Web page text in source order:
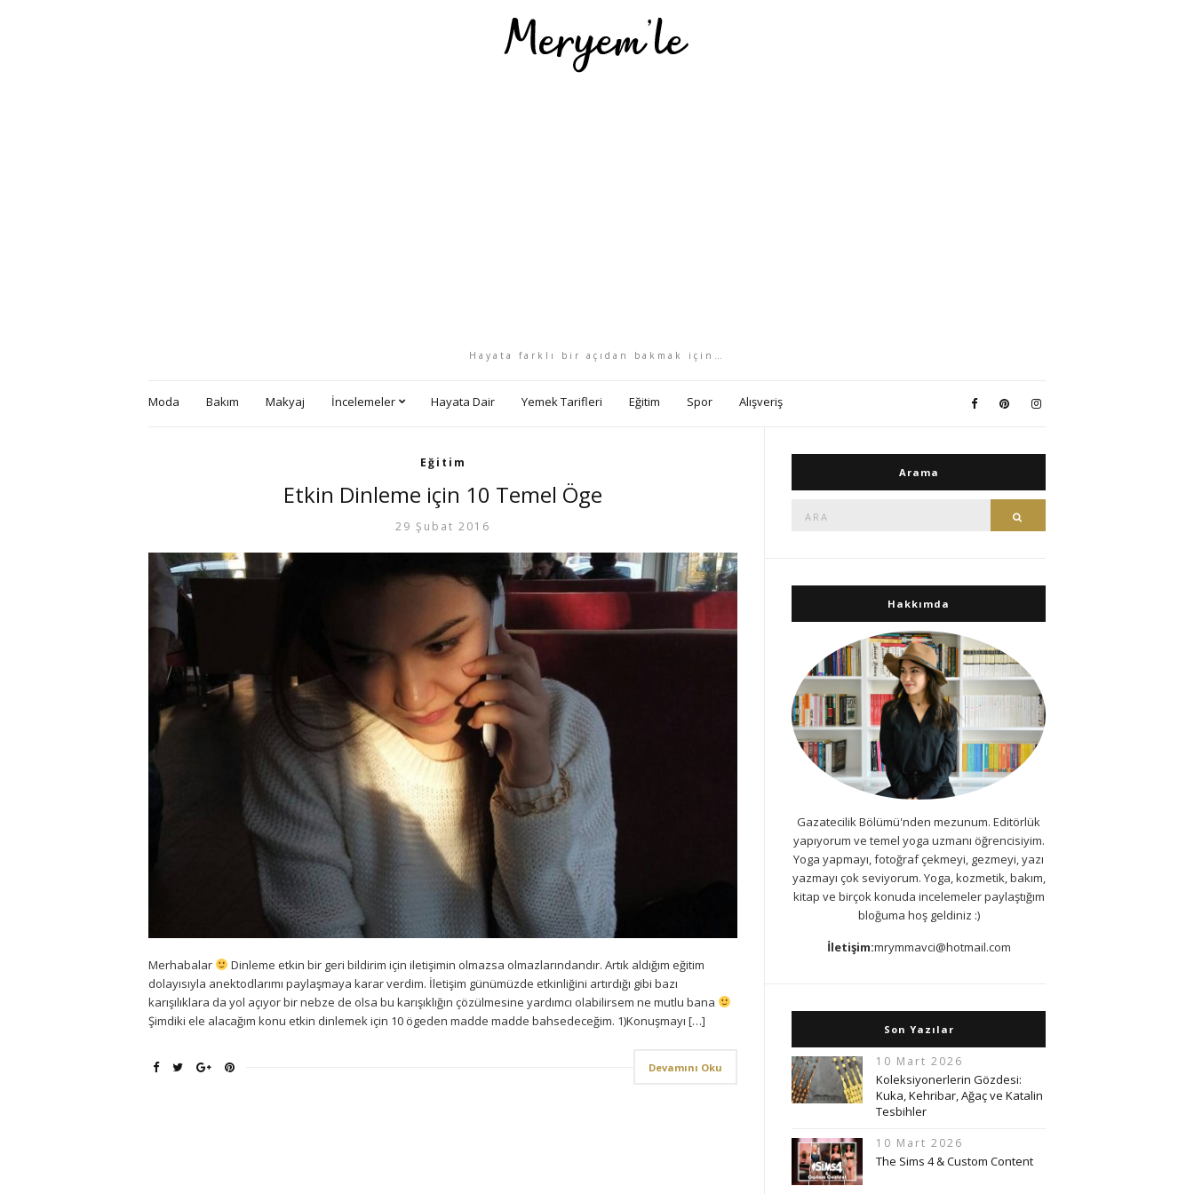
Hayata farklı bir açıdan bakmak için…
Moda Bakım Makyaj İncelemeler Hayata Dair Yemek Tarifleri Eğitim Spor Alışveriş
Eğitim
Etkin Dinleme için 10 Temel Öge
29 Şubat 2016
Merhabalar
Dinleme etkin bir geri bildirim için iletişimin olmazsa olmazlarındandır. Artık aldığım eğitim
dolayısıyla anektodlarımı paylaşmaya karar verdim. İletişim günümüzde etkinliğini artırdığı gibi bazı
karışılıklara da yol açıyor bir nebze de olsa bu karışıklığın çözülmesine yardımcı olabilirsem ne mutlu bana
Şimdiki ele alacağım konu etkin dinlemek için 10 ögeden madde madde bahsedeceğim. 1)Konuşmayı […]
Devamını Oku
Arama
Hakkımda
Gazatecilik Bölümü'nden mezunum. Editörlük
yapıyorum ve temel yoga uzmanı öğrencisiyim.
Yoga yapmayı, fotoğraf çekmeyi, gezmeyi, yazı
yazmayı çok seviyorum. Yoga, kozmetik, bakım,
kitap ve birçok konuda incelemeler paylaştığım
bloğuma hoş geldiniz :)
İletişim:mrymmavci@hotmail.com
Son Yazılar
10 Mart 2026
Koleksiyonerlerin Gözdesi:
Kuka, Kehribar, Ağaç ve Katalin
Tesbihler
10 Mart 2026
The Sims 4 & Custom Content